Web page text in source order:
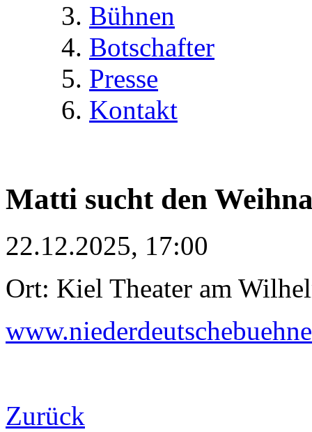
Bühnen
Botschafter
Presse
Kontakt
Matti sucht den
22.12.2025, 17:00
Ort: Kiel Theater am
Zurück